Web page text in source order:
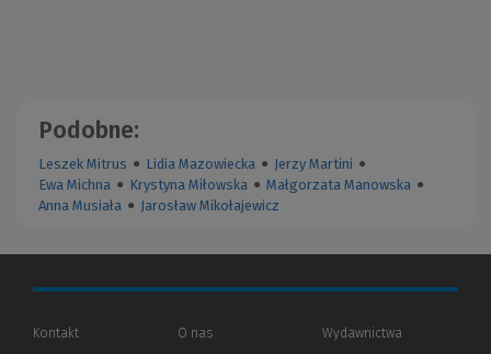
Podobne:
Leszek Mitrus ● Lidia Mazowiecka ● Jerzy Martini ●
Ewa Michna ● Krystyna Miłowska ● Małgorzata Manowska ●
Anna Musiała ● Jarosław Mikołajewicz
Kontakt
O nas
Wydawnictwa